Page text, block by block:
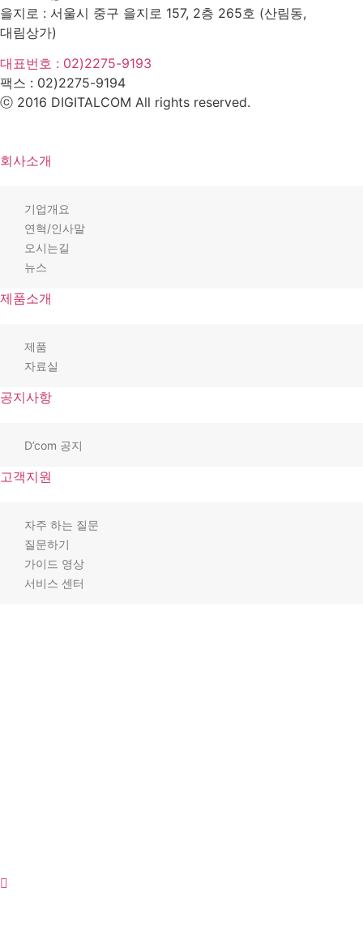
을지로 : 서울시 중구 을지로 157, 2층 265호 (산림동,
대림상가)
대표번호 : 02)2275-9193
팩스 : 02)2275-9194​
ⓒ 2016 DIGITALCOM All rights reserved.
회사소개
기업개요
연혁/인사말
오시는길
뉴스
제품소개
제품
자료실
공지사항
D’com 공지
고객지원
자주 하는 질문
질문하기
가이드 영상
서비스 센터